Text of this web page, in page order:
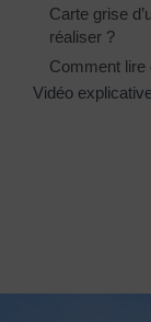
Carte grise
réaliser ?
Comment
Vidéo